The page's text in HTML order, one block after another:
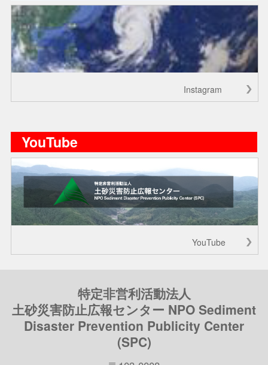
Instagram
YouTube
YouTube
特定非営利活動法人
土砂災害防止広報センター NPO Sediment
Disaster Prevention Publicity Center
(SPC)